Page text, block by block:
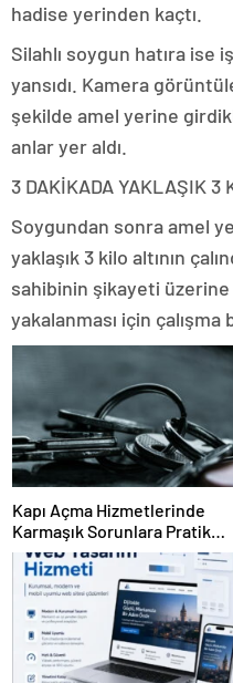
hadise yerinden kaçtı.
Silahlı soygun hatıra ise
yansıdı. Kamera
şekilde amel yerine
anlar yer aldı.
3 DAKİKADA YAKLAŞIK 3
Soygundan sonra amel
yaklaşık 3 kilo altının
sahibinin şikayeti
yakalanması için çalışma
Kapı Açma Hizmetlerinde
Karmaşık Sorunlara Pratik
Çözümler